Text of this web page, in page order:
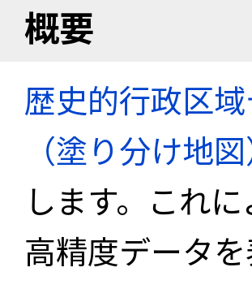
概要
歴史的行政区
（塗り分け地図
します。これ
高精度データ